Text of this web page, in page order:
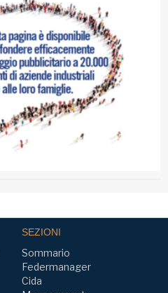
SEZIONI
Sommario
Federmanager
Cida